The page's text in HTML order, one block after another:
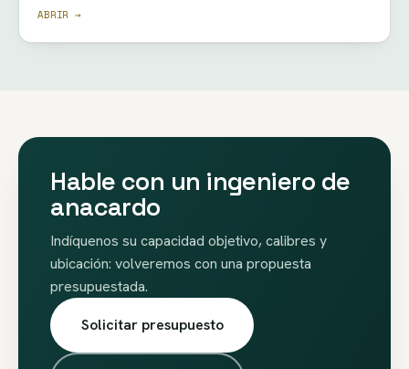
ABRIR →
Hable con un ingeniero de
anacardo
Indíquenos su capacidad objetivo, calibres y
ubicación: volveremos con una propuesta
presupuestada.
Solicitar presupuesto